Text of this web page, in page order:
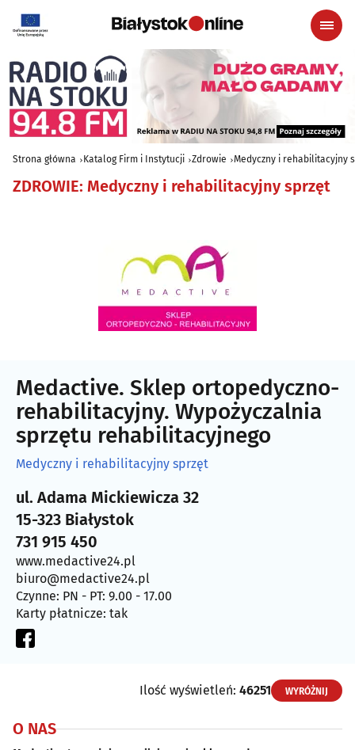
Strona główna Katalog Firm i Instytucji Zdrowie Medyczny i rehabilitacyjny
ZDROWIE: Medyczny i rehabilitacyjny sprzęt
Medactive. Sklep ortopedyczno-
rehabilitacyjny. Wypożyczalnia
sprzętu rehabilitacyjnego
Medyczny i rehabilitacyjny sprzęt
ul. Adama Mickiewicza 32
15-323 Białystok
731 915 450
www.medactive24.pl
biuro@medactive24.pl
Czynne: PN - PT: 9.00 - 17.00
Karty płatnicze: tak
Ilość wyświetleń: 46251 WYRÓŻNIJ
O NAS